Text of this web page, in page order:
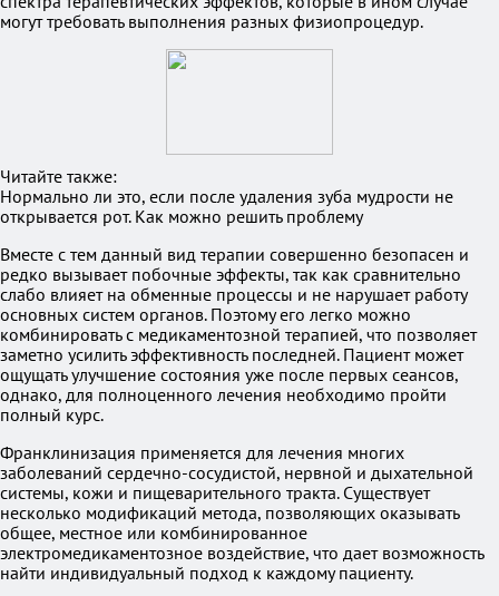
могут требовать выполнения разных физиопроцедур.
Читайте также:
Нормально ли это, если после удаления зуба мудрости не
открывается рот. Как можно решить проблему
Вместе с тем данный вид терапии совершенно безопасен и
редко вызывает побочные эффекты, так как сравнительно
слабо влияет на обменные процессы и не нарушает работу
основных систем органов. Поэтому его легко можно
комбинировать с медикаментозной терапией, что позволяет
заметно усилить эффективность последней. Пациент может
ощущать улучшение состояния уже после первых сеансов,
однако, для полноценного лечения необходимо пройти
полный курс.
Франклинизация применяется для лечения многих
заболеваний сердечно-сосудистой, нервной и дыхательной
системы, кожи и пищеварительного тракта. Существует
несколько модификаций метода, позволяющих оказывать
общее, местное или комбинированное
электромедикаментозное воздействие, что дает возможность
найти индивидуальный подход к каждому пациенту.